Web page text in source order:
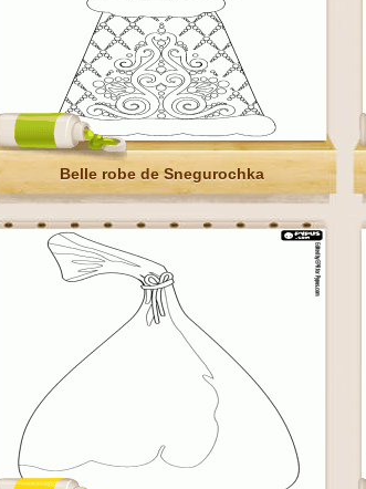
Belle robe de Snegurochka